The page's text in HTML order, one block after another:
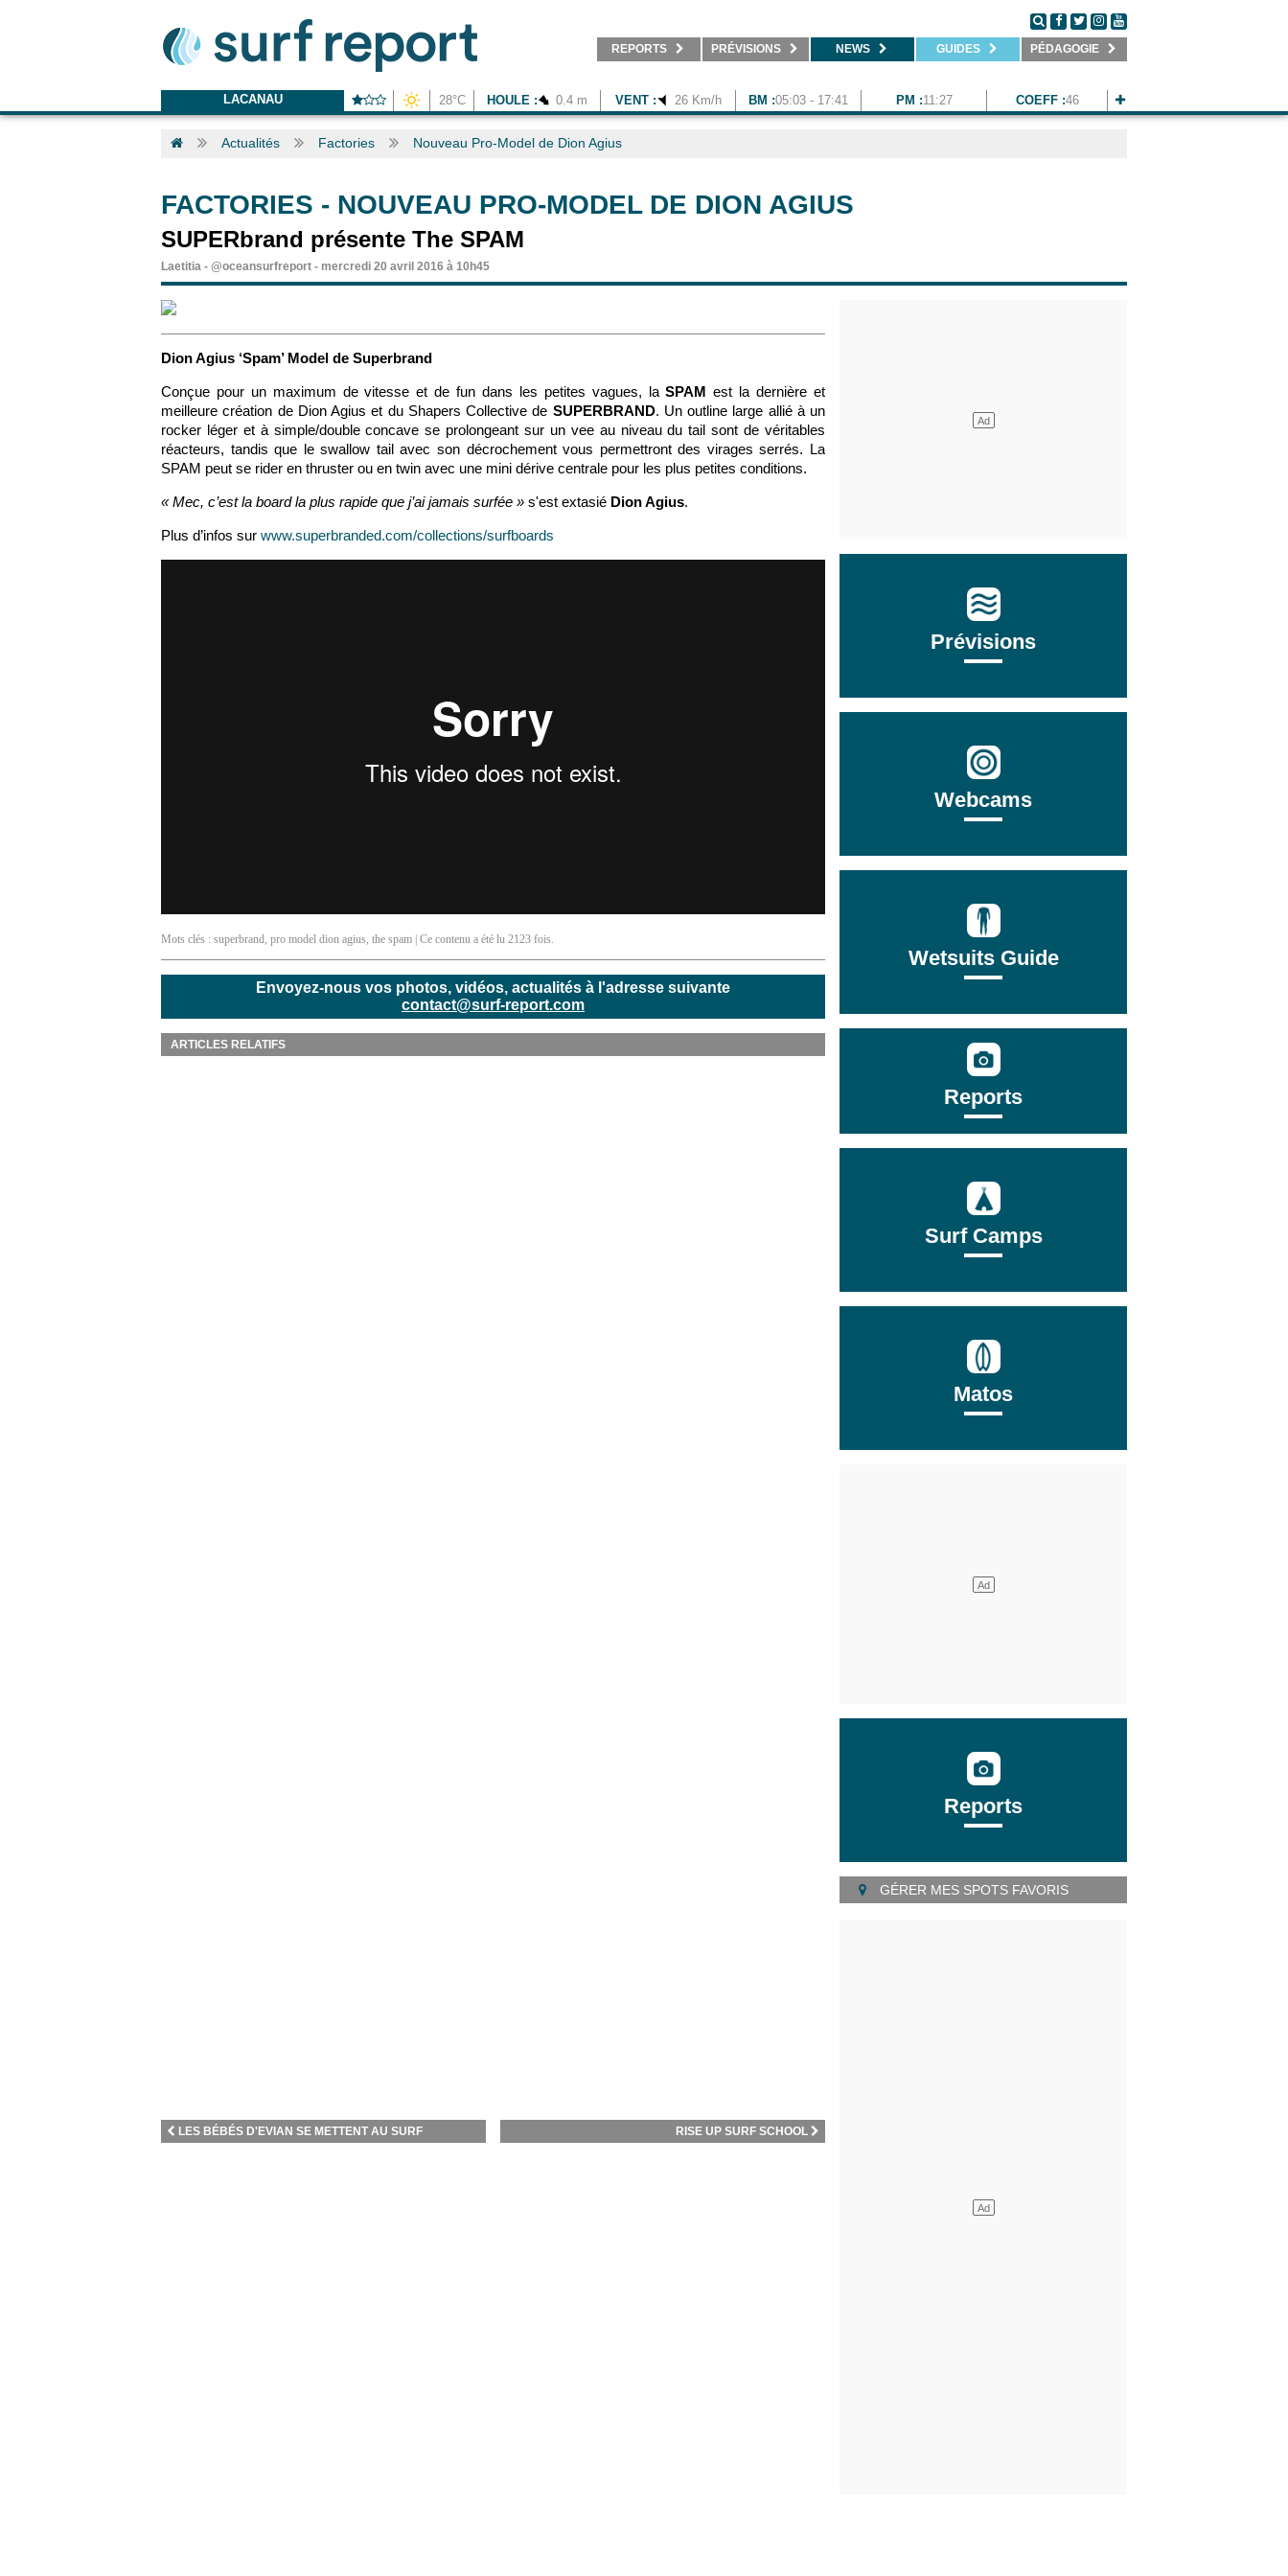
REPORTS PRÉVISIONS NEWS GUIDES PÉDAGOGIE
LACANAU 28°C HOULE : 0.4 m VENT : 26 Km/h BM :05:03 - 17:41 PM :11:27 COEFF :46
Actualités Factories Nouveau Pro-Model de Dion Agius
FACTORIES - NOUVEAU PRO-MODEL DE DION AGIUS
SUPERbrand présente The SPAM
Laetitia - @oceansurfreport - mercredi 20 avril 2016 à 10h45
Dion Agius ‘Spam’ Model de Superbrand
Conçue pour un maximum de vitesse et de fun dans les petites vagues, laSPAM est la dernière et
meilleure création de Dion Agius et du Shapers Collective de SUPERBRAND. Un outline large allié à un
rocker léger et à simple/double concave se prolongeant sur un vee au niveau du tail sont de véritables
réacteurs, tandis que le swallow tail avec son décrochement vous permettront des virages serrés. La
SPAM peut se rider en thruster ou en twin avec une mini dérive centrale pour les plus petites conditions.
« Mec, c’est la board la plus rapide que j’ai jamais surfée » s'est extasié Dion Agius.
Plus d’infos sur www.superbranded.com/collections/surfboards
Mots clés : superbrand, pro model dion agius, the spam | Ce contenu a été lu 2123 fois.
Envoyez-nous vos photos, vidéos, actualités à l'adresse suivante
contact@surf-report.com
ARTICLES RELATIFS
RISE UP SURF SCHOOL
LES BÉBÉS D'EVIAN SE METTENT AU SURF
Prévisions
Webcams
Wetsuits Guide
Reports
Surf Camps
Matos
Reports
GÉRER MES SPOTS FAVORIS